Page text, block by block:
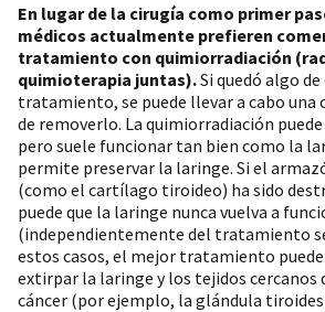
En lugar de la cirugía como primer
médicos actualmente prefieren
tratamiento con quimiorradiación
quimioterapia juntas).Si quedó algo
tratamiento, se puede llevar a cabo
de removerlo. La quimiorradiación
pero suele funcionar tan bien como la
permite preservar la laringe. Si el
(como el cartílago tiroideo) ha sido
puede que la laringe nunca vuelva a
(independientemente del tratamiento
estos casos, el mejor tratamiento
extirpar la laringe y los tejidos cercanos
cáncer (por ejemplo, la glándula